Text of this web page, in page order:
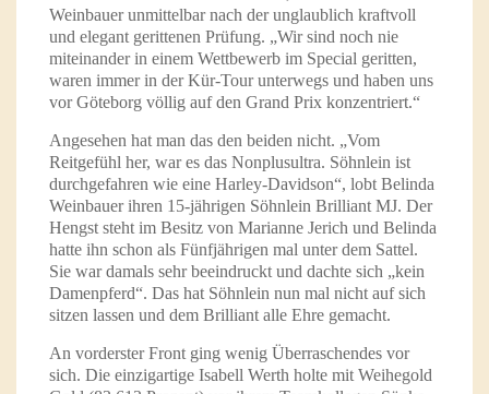
Weinbauer unmittelbar nach der unglaublich kraftvoll
und elegant gerittenen Prüfung. „Wir sind noch nie
miteinander in einem Wettbewerb im Special geritten,
waren immer in der Kür-Tour unterwegs und haben uns
vor Göteborg völlig auf den Grand Prix konzentriert.“
Angesehen hat man das den beiden nicht. „Vom
Reitgefühl her, war es das Nonplusultra. Söhnlein ist
durchgefahren wie eine Harley-Davidson“, lobt Belinda
Weinbauer ihren 15-jährigen Söhnlein Brilliant MJ. Der
Hengst steht im Besitz von Marianne Jerich und Belinda
hatte ihn schon als Fünfjährigen mal unter dem Sattel.
Sie war damals sehr beeindruckt und dachte sich „kein
Damenpferd“. Das hat Söhnlein nun mal nicht auf sich
sitzen lassen und dem Brilliant alle Ehre gemacht.
An vorderster Front ging wenig Überraschendes vor
sich. Die einzigartige Isabell Werth holte mit Weihegold